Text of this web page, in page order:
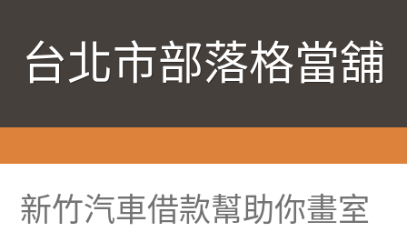
台北市部落格當舖
新竹汽車借款幫助你畫室